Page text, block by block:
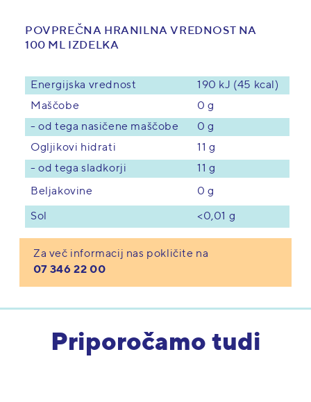
POVPREČNA HRANILNA VREDNOST NA
100 ML IZDELKA
Energijska vrednost
190 kJ (45 kcal)
Maščobe
0 g
- od tega nasičene maščobe
0 g
Ogljikovi hidrati
11 g
- od tega sladkorji
11 g
Beljakovine 0 g
Sol <0,01 g
Za več informacij nas pokličite na
07 346 22 00
Priporočamo tudi